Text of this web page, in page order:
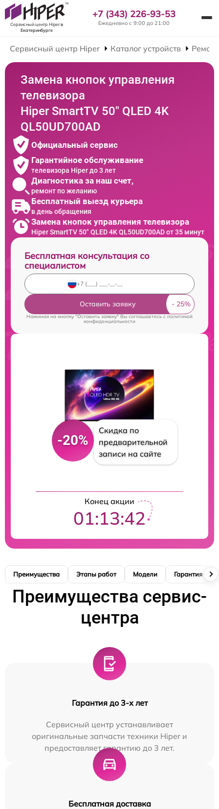
Сервисный центр Hiperв
Екатеринбурге
+7 (343) 226-93-53
Ежедневно с 9:00 до 21:00
Сервисный центр Hiper Каталог устройств
Замена кнопок управления
телевизора
Hiper SmartTV 50" QLED 4K
QL50UD700AD
Официальный сервис
Гарантийное обслуживание
телевизора Hiper до 3 лет
Диагностика за наш счет,
ремонт по желанию
Бесплатный выезд курьера
в день обращения
Замена кнопок управления телевизора
Hiper SmartTV 50" QLED 4K QL50UD700AD от 35 минут
Бесплатная консультация со
специалистом
Оставить заявку
Нажимая на кнопку "Оставить заявку" Вы соглашаетесь cполитикой
конфиденциальности
-20%
Скидка по
предварительной
записи на сайте
Конец акции
01:13:41
Преимущества Этапы работ Модели Гарантия
Преимущества сервис-
центра
Гарантия до 3-х лет
Сервисный центр устанавливает
оригинальные запчасти техники Hiper и
предоставляет гарантию до 3 лет.
Бесплатная доставка